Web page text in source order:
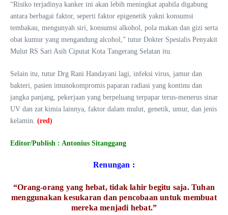
“Risiko terjadinya kanker ini akan lebih meningkat apabila digabung
antara berbagai faktor, seperti faktor epigenetik yakni konsumsi
tembakau, mengunyah siri, konsumsi alkohol, pola makan dan gizi serta
obat kumur yang mengandung alcohol,” tutur Dokter Spesialis Penyakit
Mulut RS Sari Asih Ciputat Kota Tangerang Selatan itu.
Selain itu, tutur Drg Rani Handayani lagi, infeksi virus, jamur dan
bakteri, pasien imunokompromis paparan radiasi yang kontinu dan
jangka panjang, pekerjaan yang berpeluang terpapar terus-menerus sinar
UV dan zat kimia lainnya, faktor dalam mulut, genetik, umur, dan jenis
kelamin. (red)
Editor/Publish : Antonius Sitanggang
Renungan :
“Orang-orang yang hebat, tidak lahir begitu saja. Tuhan
menggunakan kesukaran dan pencobaan untuk membuat
mereka menjadi hebat.”